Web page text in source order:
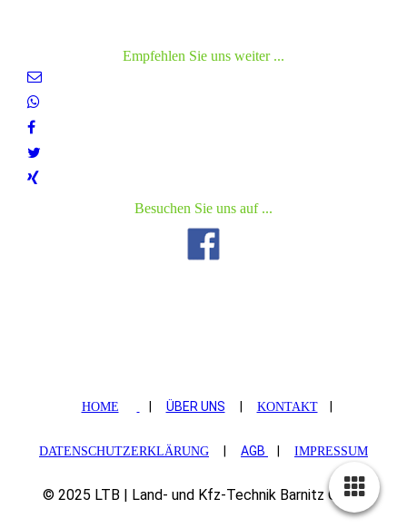
Empfehlen Sie uns weiter ...
Besuchen Sie uns auf ...
HOME ÜBER UNS KONTAKT
DATENSCHUTZERKLÄRUNG AGB IMPRESSUM
© 2025 LTB | Land- und Kfz-Technik Barnitz GmbH